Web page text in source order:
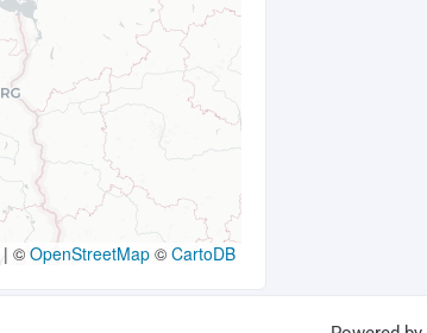
| © OpenStreetMap© CartoDB